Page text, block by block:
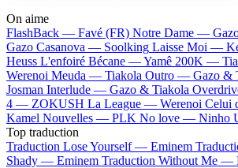
On aime
FlashBack — Favé (FR) Notre Dame —
Gazo Casanova — Soolking Laisse Moi —
Heuss L'enfoiré Bécane —Yamê 200K —
Werenoi Meuda — Tiakola Outro — Gazo &
Josman Interlude — Gazo & Tiakola
4 — ZOKUSH La League — Werenoi Celui
Kamel Nouvelles — PLK No love — Ninho
Top traduction
Traduction Lose Yourself — Eminem
Shady — Eminem Traduction Without Me —